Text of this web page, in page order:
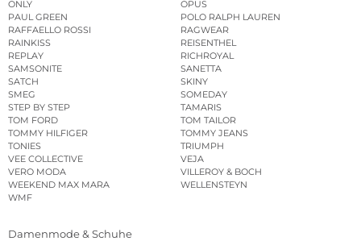
ONLY
OPUS
PAUL GREEN
POLO RALPH LAUREN
RAFFAELLO ROSSI
RAGWEAR
RAINKISS
REISENTHEL
REPLAY
RICHROYAL
SAMSONITE
SANETTA
SATCH
SKINY
SMEG
SOMEDAY
STEP BY STEP
TAMARIS
TOM FORD
TOM TAILOR
TOMMY HILFIGER
TOMMY JEANS
TONIES
TRIUMPH
VEE COLLECTIVE
VEJA
VERO MODA
VILLEROY & BOCH
WEEKEND MAX MARA
WELLENSTEYN
WMF
Damenmode & Schuhe